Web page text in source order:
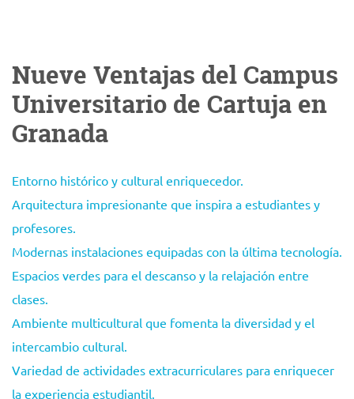
Nueve Ventajas del Campus
Universitario de Cartuja en
Granada
Entorno histórico y cultural enriquecedor.
Arquitectura impresionante que inspira a estudiantes y
profesores.
Modernas instalaciones equipadas con la última tecnología.
Espacios verdes para el descanso y la relajación entre
clases.
Ambiente multicultural que fomenta la diversidad y el
intercambio cultural.
Variedad de actividades extracurriculares para enriquecer
la experiencia estudiantil.